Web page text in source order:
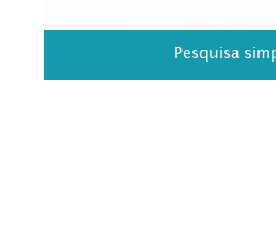
Pesquisa